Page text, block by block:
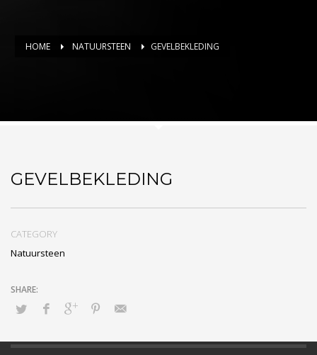
HOME NATUURSTEEN GEVELBEKLEDING
GEVELBEKLEDING
CATEGORY
Natuursteen